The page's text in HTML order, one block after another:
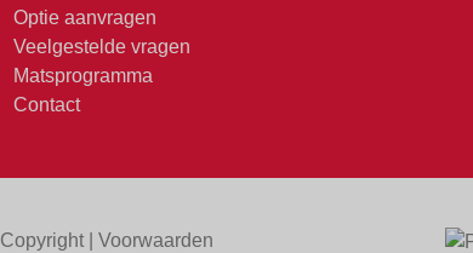
Optie aanvragen
Veelgestelde vragen
Matsprogramma
Contact
Copyright| Voorwaarden